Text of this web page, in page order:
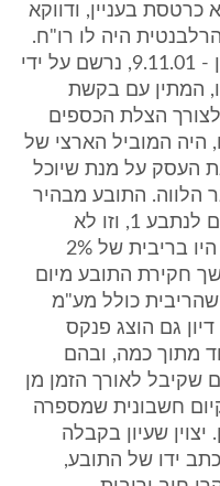
כרטסת בעניין, ודווקא
היה לו רו"ח.
תאריך הפירעון בשיק נשוא הדיון - 9.11.01, נרשם על ידי
בעמ' 5, לדבריו, המתין עם בקשת
הצלת הכספים
היה המוביל הארצי של
העסק על מנת שיוכל
הלווה. התובע מבהיר
בשורה 14 עמ' 8, כי הלווה כספים לנתבע 1, וזו לא
השקעה אלא הלוואה. ההלוואות היו בריבית של 2%
חקירת התובע מיום
15 שורה 14 מציין שהריבית כולל מע"מ
דיון גם הוצג פנקס
מתוך כמה, ובהם
שקיבל לאורך הזמן מן
חשבונית שמספרה
יצוין שעיון בקבלה
ידו של התובע,